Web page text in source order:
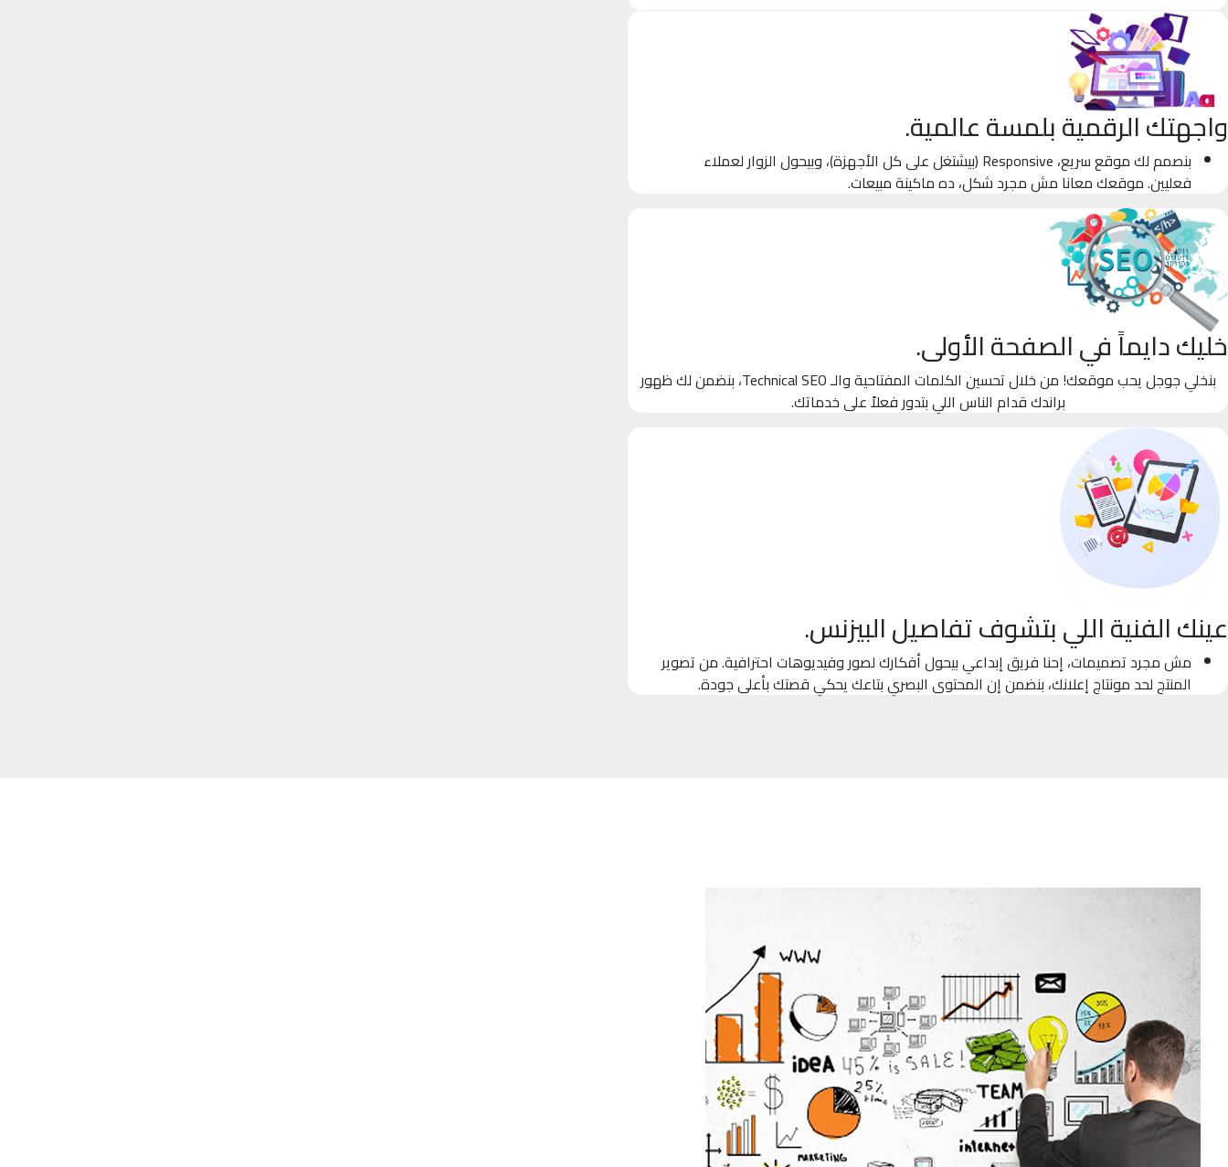
واجهتك الرقمية بلمسة عالمية.
بنصمم لك موقع سريع، Responsive (بيشتغل على كل الأجهزة)، وبيحول الزوار لعملاء
فعليين. موقعك معانا مش مجرد شكل، ده ماكينة مبيعات.
خليك دايماً في الصفحة الأولى.
بنخلي جوجل يحب موقعك! من خلال تحسين الكلمات المفتاحية والـ Technical SEO، بنضمن لك ظهور
براندك قدام الناس اللي بتدور فعلاً على خدماتك.
عينك الفنية اللي بتشوف تفاصيل البيزنس.
مش مجرد تصميمات، إحنا فريق إبداعي بيحول أفكارك لصور وفيديوهات احترافية. من تصوير
المنتج لحد مونتاج إعلانك، بنضمن إن المحتوى البصري بتاعك يحكي قصتك بأعلى جودة.